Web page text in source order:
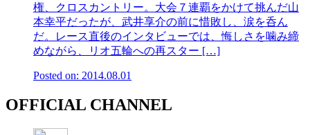
権、クロスカントリー。大会７連覇をかけて挑んだ山
本幸平だったが、武井享介の前に惜敗し、涙を呑ん
だ。レース直後のインタビューでは、悔しさを噛み締
めながら、リオ五輪への再スター […]
Posted on: 2014.08.01
OFFICIAL CHANNEL